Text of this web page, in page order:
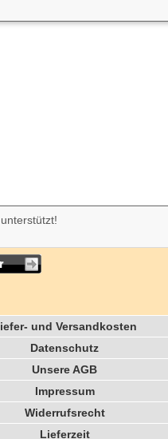
und Versandkosten
Datenschutz
Unsere AGB
Impressum
Widerrufsrecht
Lieferzeit